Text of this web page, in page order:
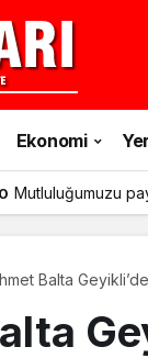
Ekonomi
Mutluluğumuzu
Balta